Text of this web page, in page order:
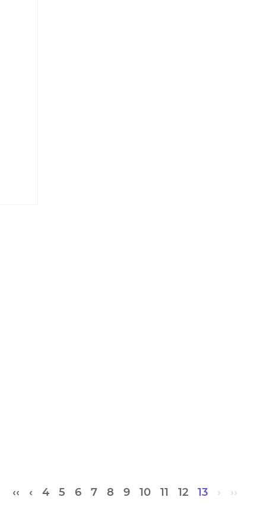
‹‹ ‹ 4 5 6 7 8 9 10 11 12 13 › ››